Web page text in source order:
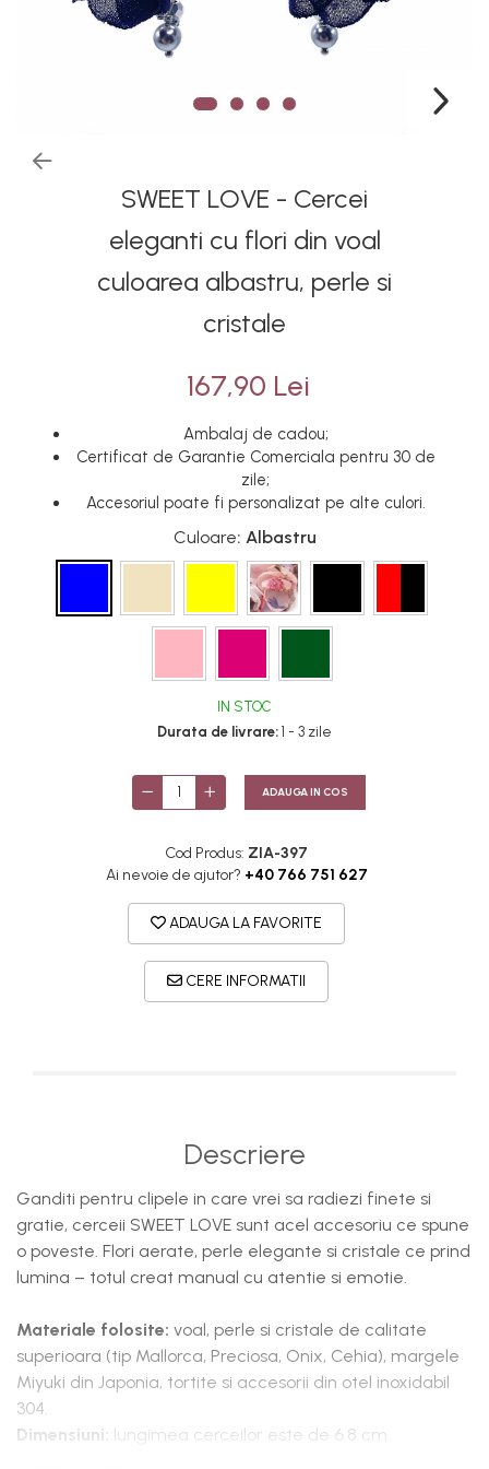
SWEET LOVE - Cercei
eleganti cu flori din voal
culoarea albastru, perle si
cristale
167,90 Lei
Ambalaj de cadou;
Certificat de Garantie Comerciala pentru 30 de
zile;
Accesoriul poate fi personalizat pe alte culori.
Culoare: Albastru
IN STOC
Durata de livrare: 1 - 3 zile
ADAUGA IN COS
Cod Produs: ZIA-397
Ai nevoie de ajutor? +40 766 751 627
ADAUGA LA FAVORITE
CERE INFORMATII
Descriere
Ganditi pentru clipele in care vrei sa radiezi finete si
gratie, cerceii SWEET LOVE sunt acel accesoriu ce spune
o poveste. Flori aerate, perle elegante si cristale ce prind
lumina – totul creat manual cu atentie si emotie.
Materiale folosite: voal, perle si cristale de calitate
superioara (tip Mallorca, Preciosa, Onix, Cehia), margele
Miyuki din Japonia, tortite si accesorii din otel inoxidabil
304.
Dimensiuni: lungimea cerceilor este de 6.8 cm.